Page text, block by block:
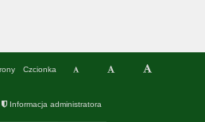
Czcionka
Informacja administratora